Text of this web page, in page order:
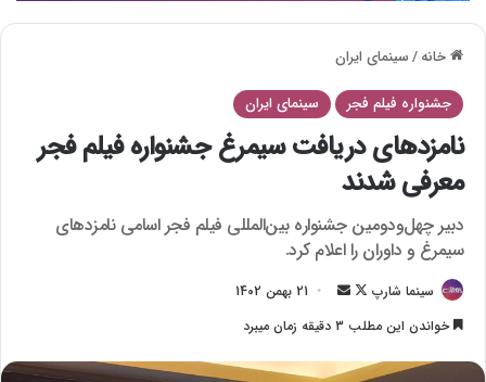
خانه/سینمای ایران
جشنواره فیلم فجر سینمای ایران
نامزدهای دریافت سیمرغ جشنواره فیلم فجر
معرفی شدند
دبیر چهل‌ودومین جشنواره بین‌المللی فیلم فجر اسامی نامزد‌های
سیمرغ و داوران را اعلام کرد.
سینما شارپ
F
o
l
ر
ا
21 بهمن 1402
خواندن این مطلب 3 دقیقه زمان میبرد